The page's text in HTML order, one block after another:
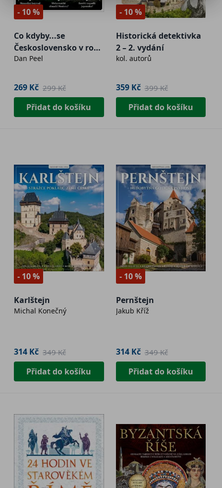
- 10 %
Co kdyby...se
Československo v roce
1938 bránilo?
Dan Peel
269 Kč 299 Kč
Přidat do košíku
- 10 %
Historická detektivka
2 – 2. vydání
kol. autorů
359 Kč 399 Kč
Přidat do košíku
- 10 %
Karlštejn
Michal Konečný
314 Kč 349 Kč
Přidat do košíku
- 10 %
Pernštejn
Jakub Kříž
314 Kč 349 Kč
Přidat do košíku